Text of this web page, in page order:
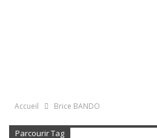
Accueil Brice BANDO
Parcourir Tag